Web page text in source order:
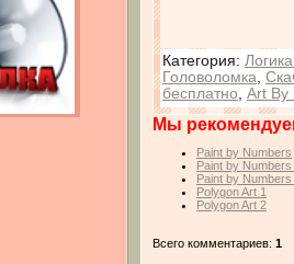
Категория:
Головоломка
бесплатно Art By
Мы
Paint by Numbers
Paint by Numbers
Paint by Numbers
Polygon Art 1
Polygon Art 2
Всего комментариев: 1